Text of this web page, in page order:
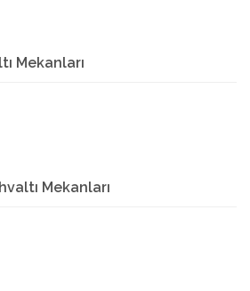
Mekanları
Mekanları